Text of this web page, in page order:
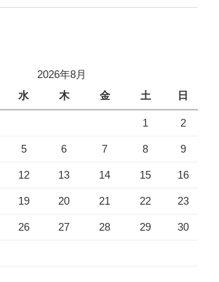
2026年8月
水 木 金 土 日
1 2
5 6 7 8 9
12 13 14 15 16
19 20 21 22 23
26 27 28 29 30